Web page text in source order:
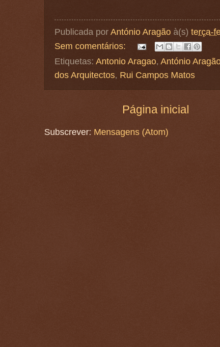
Publicada por António Aragão à(s) terça-
Sem comentários:
Etiquetas: Antonio Aragao, António
dos Arquitectos, Rui Campos Matos
Página inicial
Subscrever: Mensagens (Atom)